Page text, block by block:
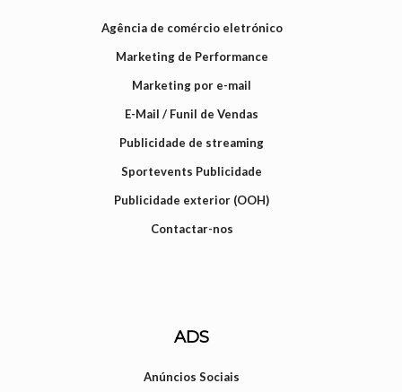
Agência de comércio eletrónico
Marketing de Performance
Marketing por e-mail
E-Mail / Funil de Vendas
Publicidade de streaming
Sportevents Publicidade
Publicidade exterior (OOH)
Contactar-nos
ADS
Anúncios Sociais